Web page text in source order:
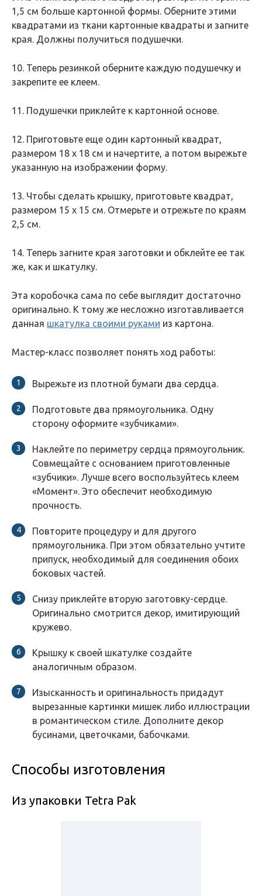
1,5 см больше картонной формы. Оберните этими
квадратами из ткани картонные квадраты и загните
края. Должны получиться подушечки.
10. Теперь резинкой оберните каждую подушечку и
закрепите ее клеем.
11. Подушечки приклейте к картонной основе.
12. Приготовьте еще один картонный квадрат,
размером 18 х 18 см и начертите, а потом вырежьте
указанную на изображении форму.
13. Чтобы сделать крышку, приготовьте квадрат,
размером 15 х 15 см. Отмерьте и отрежьте по краям
2,5 см.
14. Теперь загните края заготовки и обклейте ее так
же, как и шкатулку.
Эта коробочка сама по себе выглядит достаточно
оригинально. К тому же несложно изготавливается
данная шкатулка своими руками из картона.
Мастер-класс позволяет понять ход работы:
Вырежьте из плотной бумаги два сердца.
Подготовьте два прямоугольника. Одну
сторону оформите «зубчиками».
Наклейте по периметру сердца прямоугольник.
Совмещайте с основанием приготовленные
«зубчики». Лучше всего воспользуйтесь клеем
«Момент». Это обеспечит необходимую
прочность.
Повторите процедуру и для другого
прямоугольника. При этом обязательно учтите
припуск, необходимый для соединения обоих
боковых частей.
Снизу приклейте вторую заготовку-сердце.
Оригинально смотрится декор, имитирующий
кружево.
Крышку к своей шкатулке создайте
аналогичным образом.
Изысканность и оригинальность придадут
вырезанные картинки мишек либо иллюстрации
в романтическом стиле. Дополните декор
бусинами, цветочками, бабочками.
Способы изготовления
Из упаковки Tetra Pak